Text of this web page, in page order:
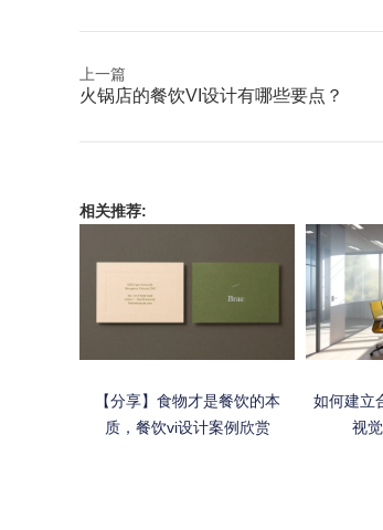
上一篇
火锅店的餐饮VI设计有哪些要点？
相关推荐:
【分享】食物才是餐饮的本
质，餐饮vi设计案例欣赏
如何建立
视